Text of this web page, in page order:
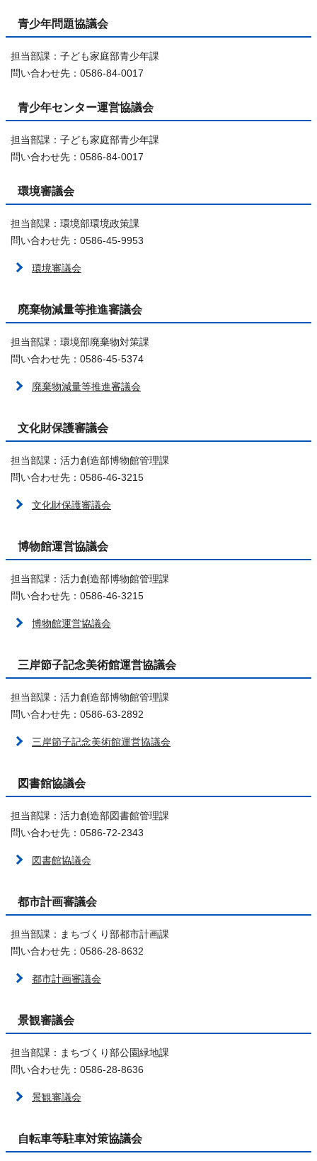
青少年問題協議会
担当部課：子ども家庭部青少年課
問い合わせ先：0586-84-0017
青少年センター運営協議会
担当部課：子ども家庭部青少年課
問い合わせ先：0586-84-0017
環境審議会
担当部課：環境部環境政策課
問い合わせ先：0586-45-9953
環境審議会
廃棄物減量等推進審議会
担当部課：環境部廃棄物対策課
問い合わせ先：0586-45-5374
廃棄物減量等推進審議会
文化財保護審議会
担当部課：活力創造部博物館管理課
問い合わせ先：0586-46-3215
文化財保護審議会
博物館運営協議会
担当部課：活力創造部博物館管理課
問い合わせ先：0586-46-3215
博物館運営協議会
三岸節子記念美術館運営協議会
担当部課：活力創造部博物館管理課
問い合わせ先：0586-63-2892
三岸節子記念美術館運営協議会
図書館協議会
担当部課：活力創造部図書館管理課
問い合わせ先：0586-72-2343
図書館協議会
都市計画審議会
担当部課：まちづくり部都市計画課
問い合わせ先：0586-28-8632
都市計画審議会
景観審議会
担当部課：まちづくり部公園緑地課
問い合わせ先：0586-28-8636
景観審議会
自転車等駐車対策協議会